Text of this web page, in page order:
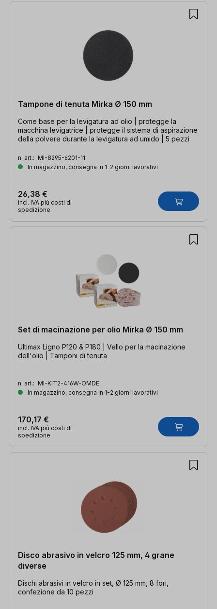
Tampone di tenuta Mirka Ø 150 mm
Come base per la levigatura ad olio | protegge la
macchina levigatrice | protegge il sistema di aspirazione
della polvere durante la levigatura ad umido | 5 pezzi
n. art.: MI-8295-6201-11
In magazzino, consegna in 1-2 giorni lavorativi
26,38 €
incl. IVA più costi di
spedizione
Set di macinazione per olio Mirka Ø 150 mm
Ultimax Ligno P120 & P180 | Vello per la macinazione
dell'olio | Tamponi di tenuta
n. art.: MI-KIT2-416W-OMDE
In magazzino, consegna in 1-2 giorni lavorativi
170,17 €
incl. IVA più costi di
spedizione
Disco abrasivo in velcro 125 mm, 4 grane
diverse
Dischi abrasivi in velcro in set, Ø 125 mm, 8 fori,
confezione da 10 pezzi